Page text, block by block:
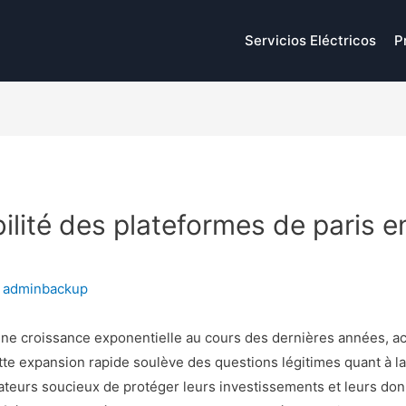
Servicios Eléctricos
des plateformes de paris
adminbackup
croissance exponentielle au cours des dernières années,
expansion rapide soulève des questions légitimes quant à
soucieux de protéger leurs investissements et leurs